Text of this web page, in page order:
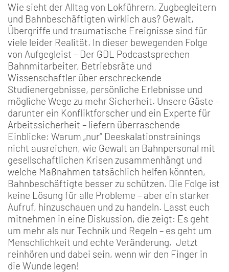
Wie sieht der Alltag von Lokführern, Zugbegleitern
und Bahnbeschäftigten wirklich aus? Gewalt,
Übergriffe und traumatische Ereignisse sind für
viele leider Realität. In dieser bewegenden Folge
von Aufgegleist – Der GDL Podcastsprechen
Bahnmitarbeiter, Betriebsräte und
Wissenschaftler über erschreckende
Studienergebnisse, persönliche Erlebnisse und
mögliche Wege zu mehr Sicherheit. Unsere Gäste –
darunter ein Konfliktforscher und ein Experte für
Arbeitssicherheit – liefern überraschende
Einblicke: Warum „nur“ Deeskalationstrainings
nicht ausreichen, wie Gewalt an Bahnpersonal mit
gesellschaftlichen Krisen zusammenhängt und
welche Maßnahmen tatsächlich helfen könnten,
Bahnbeschäftigte besser zu schützen. Die Folge ist
keine Lösung für alle Probleme – aber ein starker
Aufruf, hinzuschauen und zu handeln. Lasst euch
mitnehmen in eine Diskussion, die zeigt: Es geht
um mehr als nur Technik und Regeln – es geht um
Menschlichkeit und echte Veränderung. Jetzt
reinhören und dabei sein, wenn wir den Finger in
die Wunde legen!